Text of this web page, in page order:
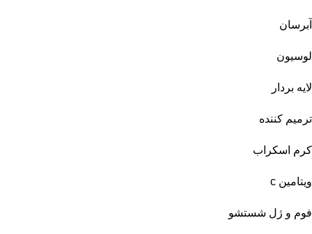
آبرسان
لوسیون
لایه بردار
ترمیم کننده
کرم اسکراب
ویتامین c
فوم و ژل شستشو